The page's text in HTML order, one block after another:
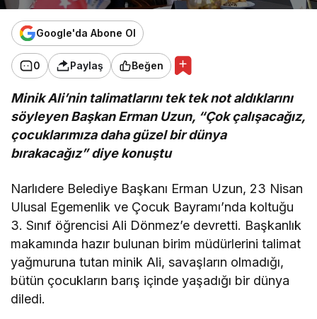
Google'da Abone Ol
0 Paylaş Beğen
Minik Ali’nin talimatlarını tek tek not aldıklarını
söyleyen Başkan Erman Uzun, “Çok çalışacağız,
çocuklarımıza daha güzel bir dünya
bırakacağız” diye konuştu
Narlıdere Belediye Başkanı Erman Uzun, 23 Nisan
Ulusal Egemenlik ve Çocuk Bayramı’nda koltuğu
3. Sınıf öğrencisi Ali Dönmez’e devretti. Başkanlık
makamında hazır bulunan birim müdürlerini talimat
yağmuruna tutan minik Ali, savaşların olmadığı,
bütün çocukların barış içinde yaşadığı bir dünya
diledi.